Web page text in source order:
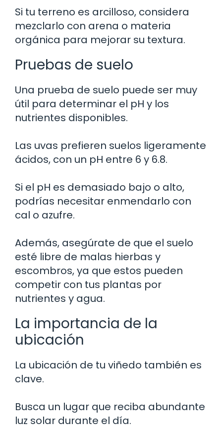
Si tu terreno es arcilloso, considera
mezclarlo con arena o materia
orgánica para mejorar su textura.
Pruebas de suelo
Una prueba de suelo puede ser muy
útil para determinar el pH y los
nutrientes disponibles.
Las uvas prefieren suelos ligeramente
ácidos, con un pH entre 6 y 6.8.
Si el pH es demasiado bajo o alto,
podrías necesitar enmendarlo con
cal o azufre.
Además, asegúrate de que el suelo
esté libre de malas hierbas y
escombros, ya que estos pueden
competir con tus plantas por
nutrientes y agua.
La importancia de la
ubicación
La ubicación de tu viñedo también es
clave.
Busca un lugar que reciba abundante
luz solar durante el día.